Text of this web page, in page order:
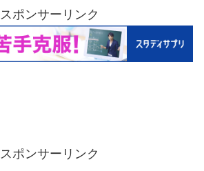
スポンサーリンク
スポンサーリンク